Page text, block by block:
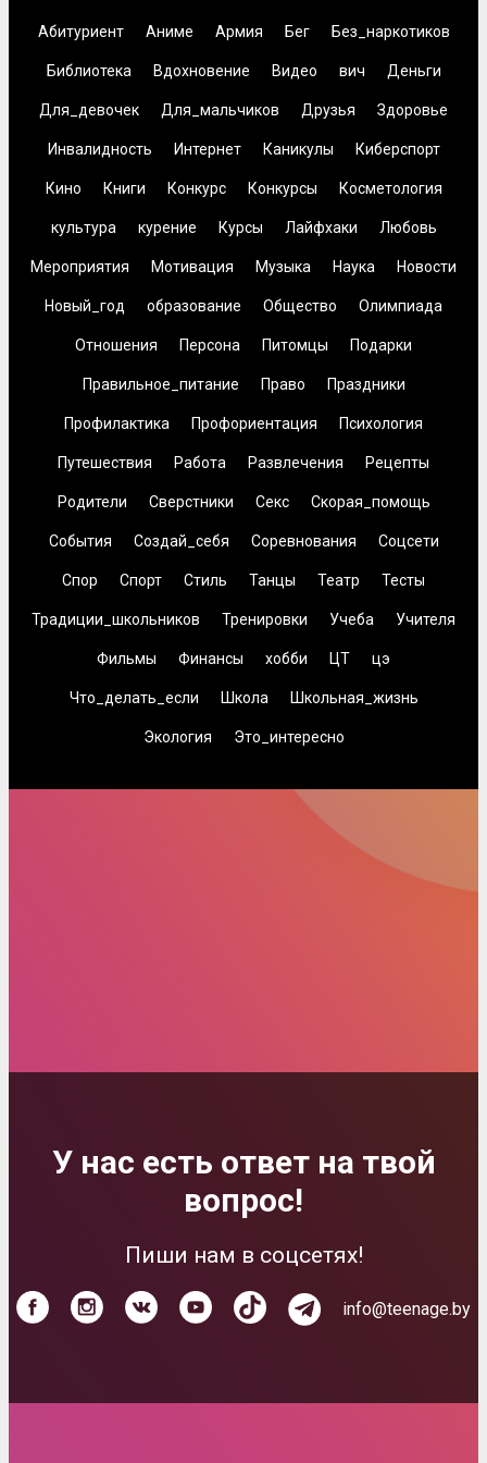
Абитуриент Аниме Армия Бег Без_наркотиков
Библиотека Вдохновение Видео вич Деньги
Для_девочек Для_мальчиков Друзья Здоровье
Инвалидность Интернет Каникулы Киберспорт
Кино Книги Конкурс Конкурсы Косметология
культура курение Курсы Лайфхаки Любовь
Мероприятия Мотивация Музыка Наука Новости
Новый_год образование Общество Олимпиада
Отношения Персона Питомцы Подарки
Правильное_питание Право Праздники
Профилактика Профориентация Психология
Путешествия Работа Развлечения Рецепты
Родители Сверстники Секс Скорая_помощь
События Создай_себя Соревнования Соцсети
Спор Спорт Стиль Танцы Театр Тесты
Традиции_школьников Тренировки Учеба Учителя
Фильмы Финансы хобби ЦТ цэ
Что_делать_если Школа Школьная_жизнь
Экология Это_интересно
У нас есть ответ на твой
вопрос!
Пиши нам в соцсетях!
info@teenage.by